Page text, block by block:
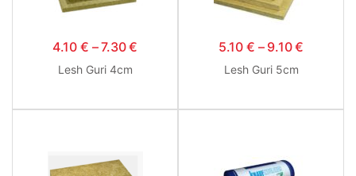
4.10 € –7.30€
Lesh Guri 4cm
5.10 € – 9.10€
Lesh Guri 5cm